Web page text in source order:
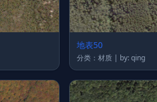
地表50
分类：材质 | by: qing